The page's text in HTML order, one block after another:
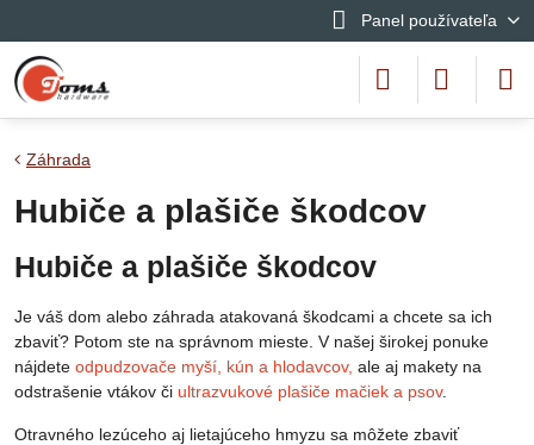
Panel používateľa
Záhrada
Hubiče a plašiče škodcov
Hubiče a plašiče škodcov
Je váš dom alebo záhrada atakovaná škodcami a chcete sa ich
zbaviť? Potom ste na správnom mieste. V našej širokej ponuke
nájdete odpudzovače myší, kún a hlodavcov, ale aj makety na
odstrašenie vtákov či ultrazvukové plašiče mačiek a psov.
Otravného lezúceho aj lietajúceho hmyzu sa môžete zbaviť